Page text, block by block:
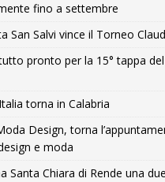
fino a settembre
San Salvi vince il Torneo
pronto per la 15° tappa del
torna in Calabria
Design, torna
e moda
Santa Chiara di Rende una